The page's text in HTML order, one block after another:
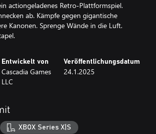
actiongeladenes Retro-Plattformspiel.
ab. Kämpfe gegen gigantische
Kanonen. Sprenge Wände in die Luft.
Entwickelt von
Cascadia Games
LLC
Veröffentlichungsdatum
24.1.2025
XBOX Series X|S